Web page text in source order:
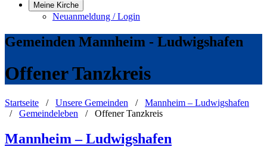
Meine Kirche
Neuanmeldung / Login
Gemeinden Mannheim - Ludwigshafen
Offener Tanzkreis
Startseite / Unsere Gemeinden / Mannheim – Ludwigshafen
/ Gemeindeleben / Offener Tanzkreis
Mannheim – Ludwigshafen